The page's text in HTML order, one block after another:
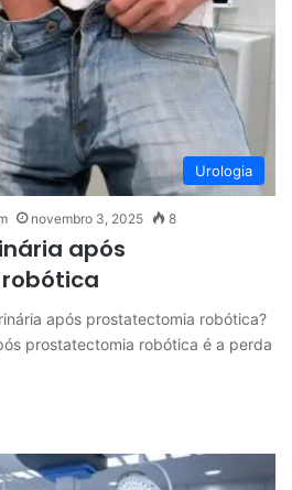
Urologia
novembro 3, 2025 8
após
após prostatectomia robótica?
prostatectomia robótica é a perda